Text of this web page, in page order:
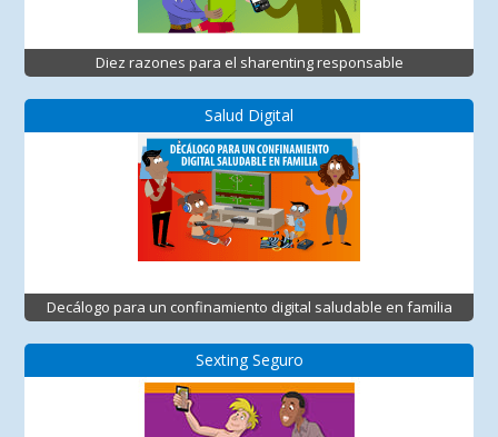
Diez razones para el sharenting responsable
Salud Digital
Decálogo para un confinamiento digital saludable en familia
Sexting Seguro